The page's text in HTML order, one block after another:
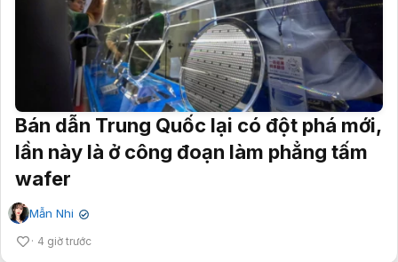
Bán dẫn Trung Quốc lại có đột phá mới,
lần này là ở công đoạn làm phẳng tấm
wafer
Mẫn Nhi ✔
4 giờ trước